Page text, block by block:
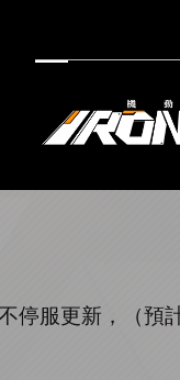
停服更新，（預